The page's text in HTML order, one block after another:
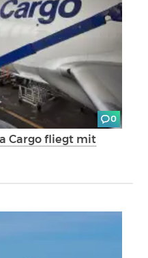
0
Cargo fliegt mit